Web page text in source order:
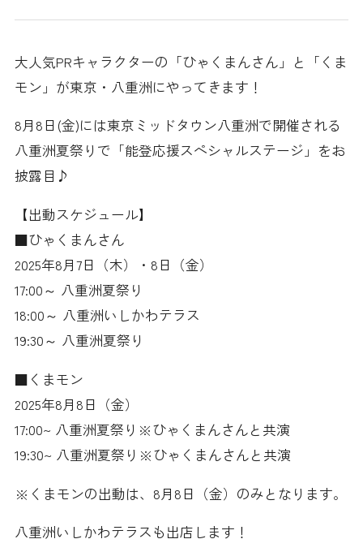
大人気PRキャラクターの「ひゃくまんさん」と「くま
モン」が東京・八重洲にやってきます！
8月8日(金)には東京ミッドタウン八重洲で開催される
八重洲夏祭りで「能登応援スペシャルステージ」をお
披露目♪
【出動スケジュール】
■ひゃくまんさん
2025年8月7日（木）・8日（金）
17:00～ 八重洲夏祭り
18:00～ 八重洲いしかわテラス
19:30～ 八重洲夏祭り
■くまモン
2025年8月8日（金）
17:00~ 八重洲夏祭り※ひゃくまんさんと共演
19:30~ 八重洲夏祭り※ひゃくまんさんと共演
※くまモンの出動は、8月8日（金）のみとなります。
八重洲いしかわテラスも出店します！